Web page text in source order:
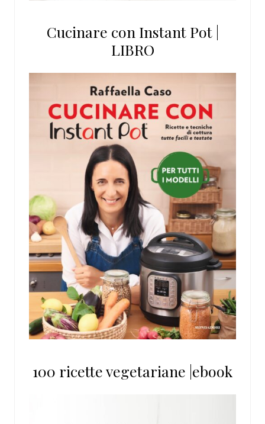
Cucinare con Instant Pot |
LIBRO
100 ricette vegetariane |ebook